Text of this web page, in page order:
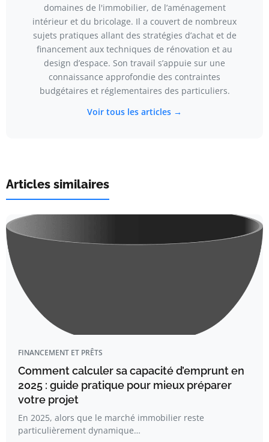
domaines de l'immobilier, de l’aménagement
intérieur et du bricolage. Il a couvert de nombreux
sujets pratiques allant des stratégies d’achat et de
financement aux techniques de rénovation et au
design d’espace. Son travail s’appuie sur une
connaissance approfondie des contraintes
budgétaires et réglementaires des particuliers.
Voir tous les articles →
Articles similaires
FINANCEMENT ET PRÊTS
Comment calculer sa capacité d’emprunt en
2025 : guide pratique pour mieux préparer
votre projet
En 2025, alors que le marché immobilier reste
particulièrement dynamique…